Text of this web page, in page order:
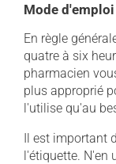
Mode d'emploi
En règle
quatre à six
pharmacien
plus approprié
l'utilise qu'au
Il est important
l'étiquette. N'en